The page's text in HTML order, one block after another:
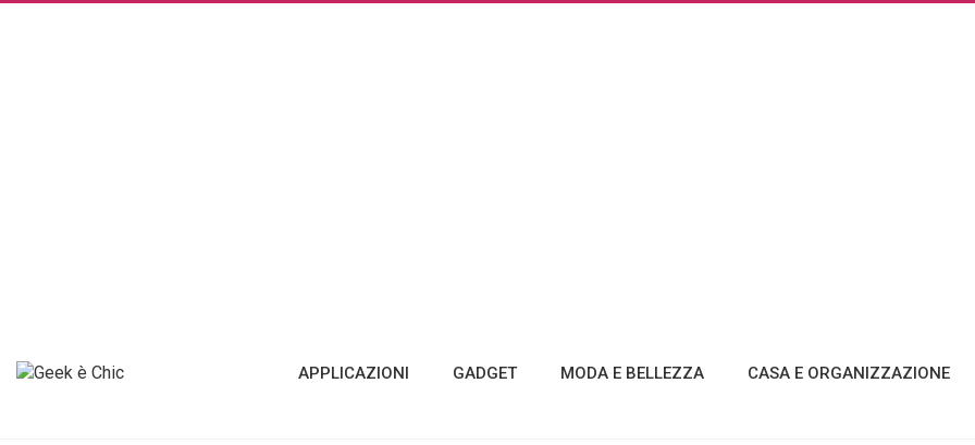
APPLICAZIONI GADGET MODA E BELLEZZA CASA E ORGANIZZAZIONE